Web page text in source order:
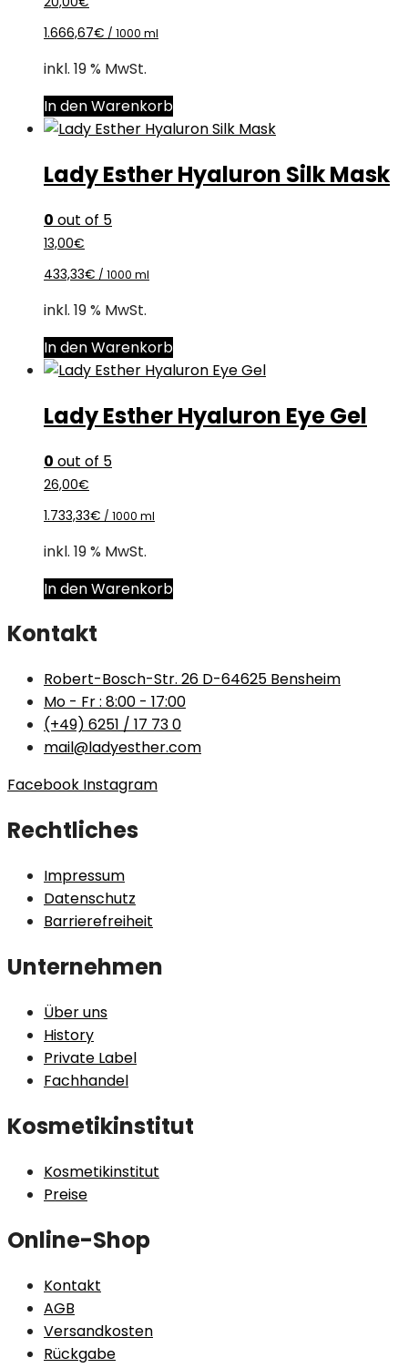
1.666,67€ / 1000 ml
inkl. 19 % MwSt.
In den Warenkorb
Lady Esther Hyaluron Silk Mask
0 out of 5
13,00€
433,33€ / 1000 ml
inkl. 19 % MwSt.
In den Warenkorb
Lady Esther Hyaluron Eye Gel
0 out of 5
26,00€
1.733,33€ / 1000 ml
inkl. 19 % MwSt.
In den Warenkorb
Kontakt
Robert-Bosch-Str. 26 D-64625 Bensheim
Mo - Fr : 8:00 - 17:00
(+49) 6251 / 17 73 0
mail@ladyesther.com
Facebook Instagram
Rechtliches
Impressum
Datenschutz
Barrierefreiheit
Unternehmen
Über uns
History
Private Label
Fachhandel
Kosmetikinstitut
Kosmetikinstitut
Preise
Online-Shop
Kontakt
AGB
Versandkosten
Rückgabe